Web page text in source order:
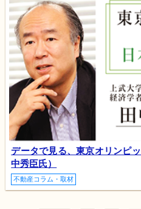
データで見る、東京オリンピ
中秀臣氏）
不動産コラム・取材